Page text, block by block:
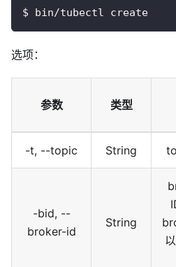
$ bin/tubectl create
选项：
参数 类型
-t, --topic String
-bid, --
broker-id
String